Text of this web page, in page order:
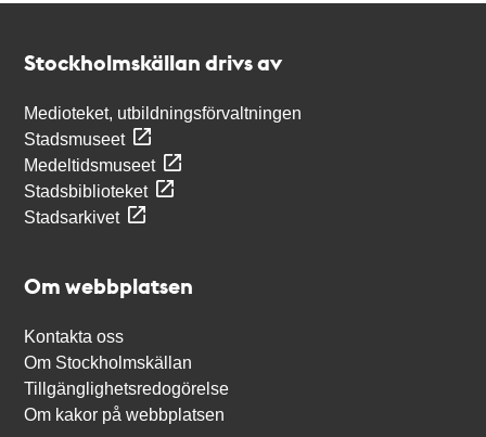
Stockholmskällan drivs av
Medioteket, utbildningsförvaltningen
Stadsmuseet
Medeltidsmuseet
Stadsbiblioteket
Stadsarkivet
Om webbplatsen
Kontakta oss
Om Stockholmskällan
Tillgänglighetsredogörelse
Om kakor på webbplatsen